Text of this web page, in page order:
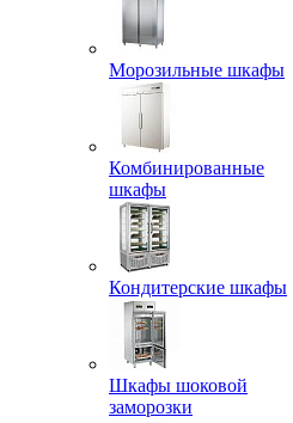
Морозильные шкафы
Комбинированные
шкафы
Кондитерские шкафы
Шкафы шоковой
заморозки